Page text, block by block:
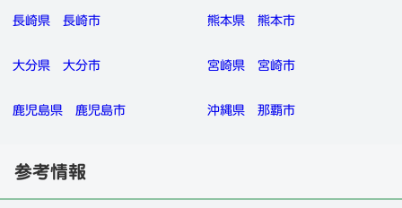
長崎県 長崎市 熊本県 熊本市
大分県 大分市 宮崎県 宮崎市
鹿児島県 鹿児島市 沖縄県 那覇市
参考情報